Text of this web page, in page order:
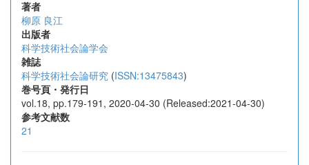
著者
柳原 良江
出版者
科学技術社会論学会
雑誌
科学技術社会論研究 (ISSN:13475843)
巻号頁・発行日
vol.18, pp.179-191, 2020-04-30 (Released:2021-04-30)
参考文献数
21